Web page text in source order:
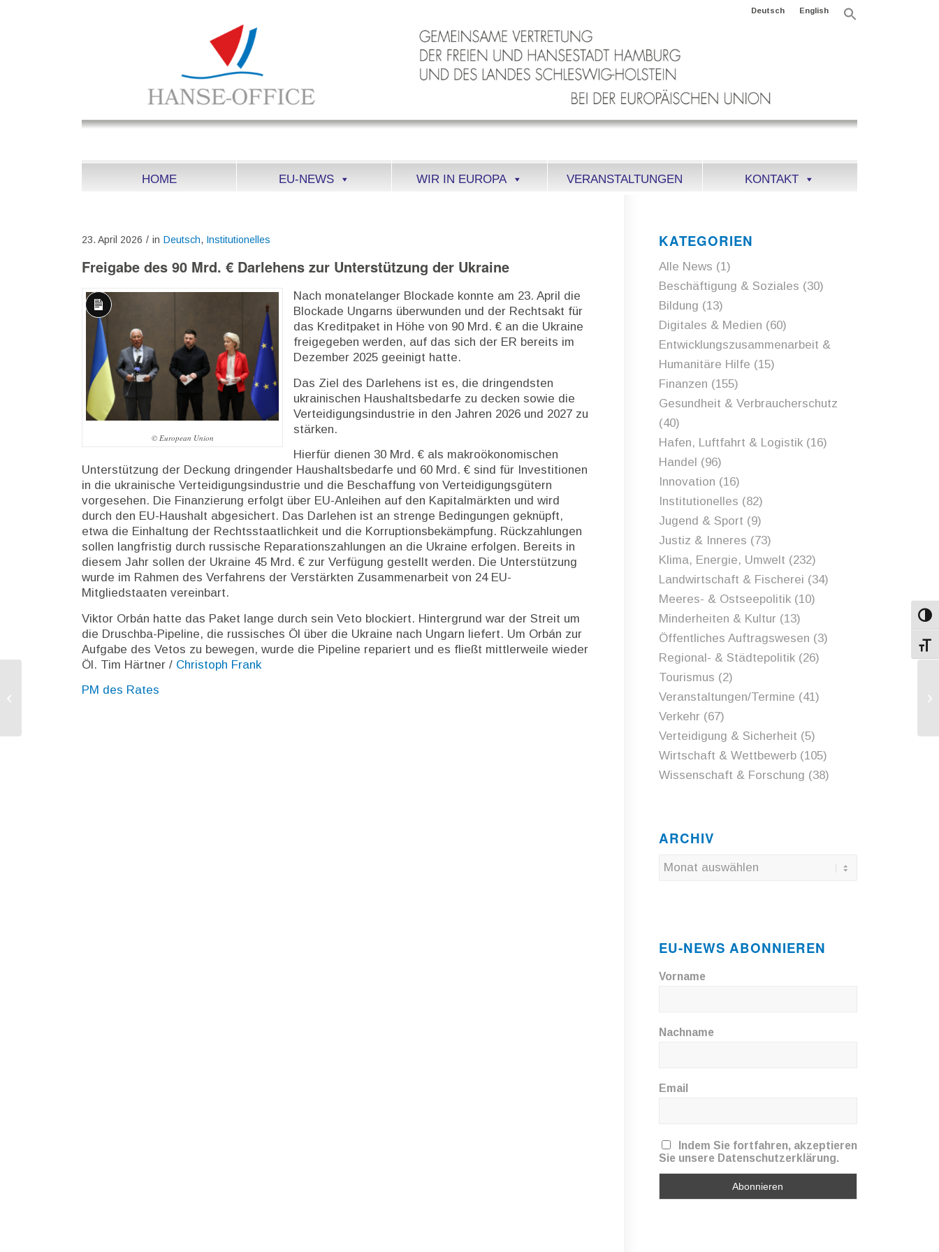
Deutsch English
HOME EU-NEWS WIR IN EUROPA VERANSTALTUNGEN KONTAKT
23. April 2026 / in Deutsch, Institutionelles
Freigabe des 90 Mrd. € Darlehens zur Unterstützung der Ukraine
Lange
Beschreibung
© European Union
Nach monatelanger Blockade konnte am 23. April die
Blockade Ungarns überwunden und der Rechtsakt für
das Kreditpaket in Höhe von 90 Mrd. € an die Ukraine
freigegeben werden, auf das sich der ER bereits im
Dezember 2025 geeinigt hatte.
Das Ziel des Darlehens ist es, die dringendsten
ukrainischen Haushaltsbedarfe zu decken sowie die
Verteidigungsindustrie in den Jahren 2026 und 2027 zu
stärken.
Hierfür dienen 30 Mrd. € als makroökonomischen
Unterstützung der Deckung dringender Haushaltsbedarfe und 60 Mrd. € sind für Investitionen
in die ukrainische Verteidigungsindustrie und die Beschaffung von Verteidigungsgütern
vorgesehen. Die Finanzierung erfolgt über EU-Anleihen auf den Kapitalmärkten und wird
durch den EU-Haushalt abgesichert. Das Darlehen ist an strenge Bedingungen geknüpft,
etwa die Einhaltung der Rechtsstaatlichkeit und die Korruptionsbekämpfung. Rückzahlungen
sollen langfristig durch russische Reparationszahlungen an die Ukraine erfolgen. Bereits in
diesem Jahr sollen der Ukraine 45 Mrd. € zur Verfügung gestellt werden. Die Unterstützung
wurde im Rahmen des Verfahrens der Verstärkten Zusammenarbeit von 24 EU-
Mitgliedstaaten vereinbart.
Viktor Orbán hatte das Paket lange durch sein Veto blockiert. Hintergrund war der Streit um
die Druschba-Pipeline, die russisches Öl über die Ukraine nach Ungarn liefert. Um Orbán zur
Aufgabe des Vetos zu bewegen, wurde die Pipeline repariert und es fließt mittlerweile wieder
Öl. Tim Härtner / Christoph Frank
PM des Rates
KATEGORIEN
Alle News (1)
Beschäftigung & Soziales (30)
Bildung (13)
Digitales & Medien (60)
Entwicklungszusammenarbeit &
Humanitäre Hilfe (15)
Finanzen (155)
Gesundheit & Verbraucherschutz
(40)
Hafen, Luftfahrt & Logistik(16)
Handel (96)
Innovation (16)
Institutionelles (82)
Jugend & Sport (9)
Justiz & Inneres (73)
Klima, Energie, Umwelt (232)
Landwirtschaft & Fischerei (34)
Meeres- & Ostseepolitik(10)
Minderheiten & Kultur(13)
Öffentliches Auftragswesen (3)
Regional- & Städtepolitik(26)
Tourismus (2)
Veranstaltungen/Termine (41)
Verkehr(67)
Verteidigung & Sicherheit (5)
Wirtschaft & Wettbewerb(105)
Wissenschaft & Forschung (38)
ARCHIV
EU-NEWS ABONNIEREN
Vorname
Nachname
Email
Indem Sie fortfahren, akzeptieren
Sie unsere Datenschutzerklärung.
Rat beschließt neue Vorschriften zu